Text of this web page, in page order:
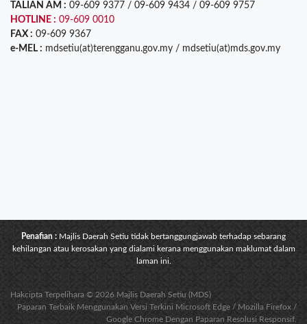
TALIAN AM : 09-609 9377 / 09-609 9434 / 09-609 9757
HOTLINE : 09-609 0010
FAX : 09-609 9367
e-MEL : mdsetiu(at)terengganu.gov.my / mdsetiu(at)mds.gov.my
Penafian : Majlis Daerah Setiu tidak bertanggungjawab terhadap sebarang
kehilangan atau kerosakan yang dialami kerana menggunakan maklumat dalam
laman ini.
Hakcipta Terpelihara © 2026 Majlis Daerah Setiu (MDS)
Paparan Terbaik Menggunakan Versi Terkini Microsoft Edge / Mozilla Firefox /
Google Chrome Dengan Paparan Resolusi Responsif.